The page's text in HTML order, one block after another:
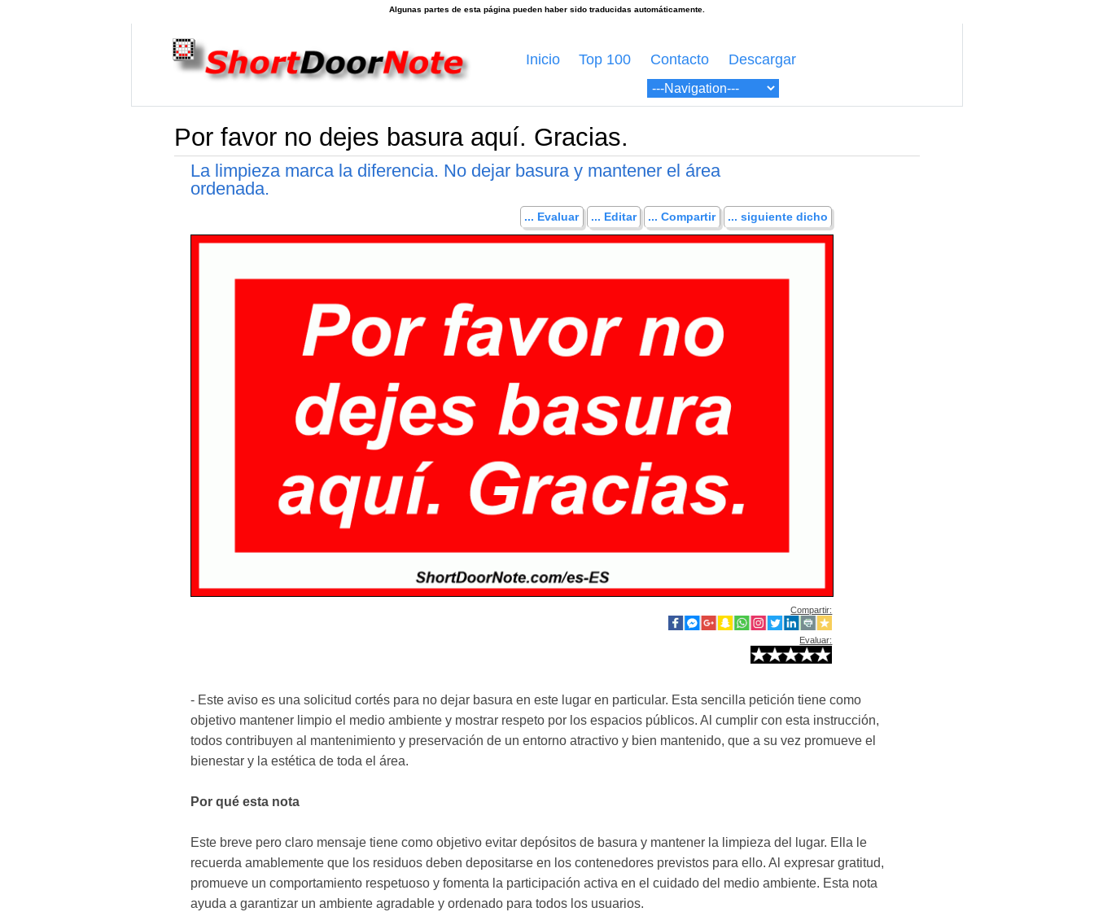
Inicio Top 100 Contacto Descargar
Por favor no dejes basura aquí. Gracias.
La limpieza marca la diferencia. No dejar basura y mantener el área
ordenada.
... Evaluar ... Editar ... Compartir ... siguiente dicho
Compartir:
Evaluar:
- Este aviso es una solicitud cortés para no dejar basura en este lugar en particular. Esta sencilla petición tiene como
objetivo mantener limpio el medio ambiente y mostrar respeto por los espacios públicos. Al cumplir con esta instrucción,
todos contribuyen al mantenimiento y preservación de un entorno atractivo y bien mantenido, que a su vez promueve el
bienestar y la estética de toda el área.
Por qué esta nota
Este breve pero claro mensaje tiene como objetivo evitar depósitos de basura y mantener la limpieza del lugar. Ella le
recuerda amablemente que los residuos deben depositarse en los contenedores previstos para ello. Al expresar gratitud,
promueve un comportamiento respetuoso y fomenta la participación activa en el cuidado del medio ambiente. Esta nota
ayuda a garantizar un ambiente agradable y ordenado para todos los usuarios.